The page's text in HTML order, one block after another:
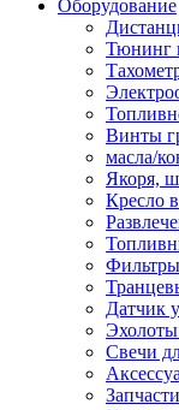
Оборудование
Тюнинг
Винты
масла/
Якоря,
Кресло
Датчик
Cвечи